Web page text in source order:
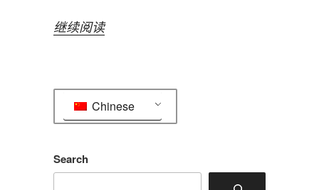
继续阅读“End
term”
Chinese
Search